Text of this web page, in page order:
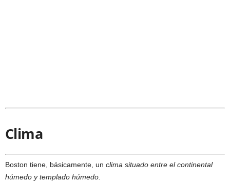
Clima
Boston tiene, básicamente, un clima situado entre el continental
húmedo y templado húmedo.